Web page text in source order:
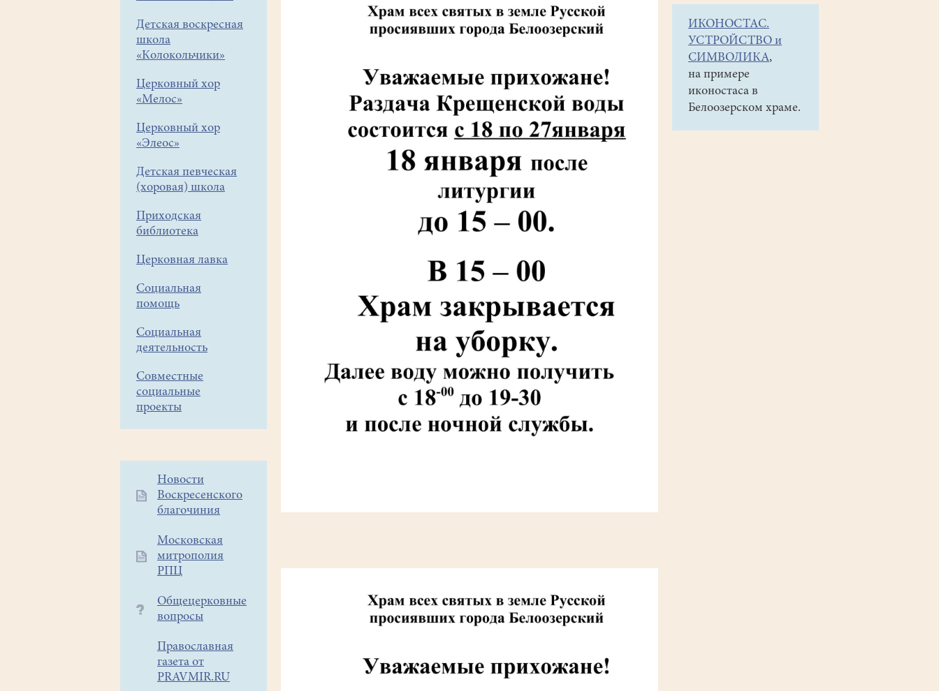
Детская воскресная
школа
«Колокольчики»
Церковный хор
«Мелос»
Церковный хор
«Элеос»
Детская певческая
(хоровая) школа
Приходская
библиотека
Церковная лавка
Социальная
помощь
Социальная
деятельность
Совместные
социальные
проекты
Дополнительное
меню
Новости
Воскресенского
благочиния
Московская
митрополия
РПЦ
Общецерковные
вопросы
Православная
газета от
PRAVMIR.RU
ИКОНОСТАС.
УСТРОЙСТВО и
СИМВОЛИКА,
на примере
иконостаса в
Белоозерском храме.